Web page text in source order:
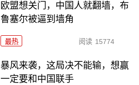
欧盟想关门，中国人就翻墙，布
鲁塞尔被逼到墙角
最热 阅读 15774
暴风来袭，这局决不能输，想赢
一定要和中国联手